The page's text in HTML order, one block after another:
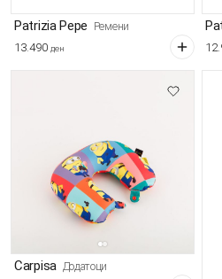
Patrizia Pepe Ремени
13.490 ден
Carpisa Додатоци